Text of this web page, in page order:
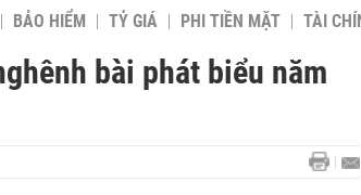
BẢO HIỂM TỶ GIÁ PHI TIỀN MẶT TÀI
bài phát biểu năm